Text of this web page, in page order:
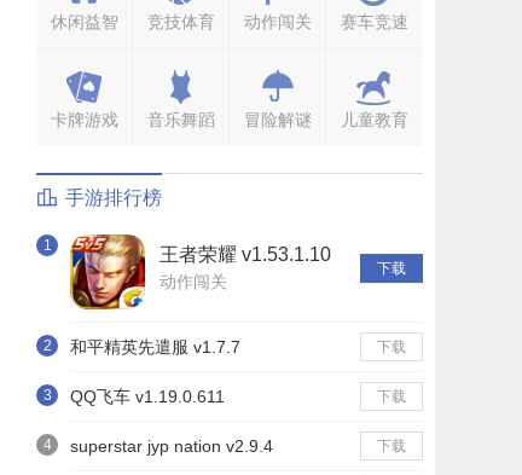
休闲益智 竞技体育 动作闯关 赛车竞速
卡牌游戏 音乐舞蹈 冒险解谜 儿童教育
手游排行榜
1 王者荣耀 v1.53.1.10
动作闯关
下载
2 和平精英先遣服 v1.7.7 下载
3 QQ飞车 v1.19.0.611 下载
4 superstar jyp nation v2.9.4 下载